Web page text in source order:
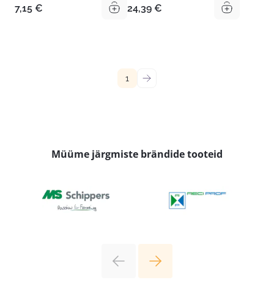
7,15 € 24,39 €
1 →
Müüme järgmiste brändide tooteid